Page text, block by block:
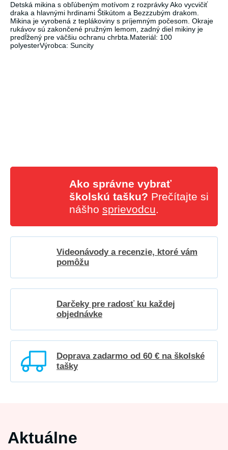
Detská mikina s obľúbeným motívom z rozprávky Ako vycvičiť
draka a hlavnými hrdinami Štikútom a Bezzzubým drakom.
Mikina je vyrobená z teplákoviny s príjemným počesom. Okraje
rukávov sú zakončené pružným lemom, zadný diel mikiny je
predĺžený pre väčšiu ochranu chrbta.Materiál: 100
polyesterVýrobca: Suncity
Ako správne vybrať
školskú tašku? Prečítajte si
nášho sprievodcu.
Videonávody a recenzie, ktoré vám
pomôžu
Darčeky pre radosť ku každej
objednávke
Doprava zadarmo od 60 € na školské
tašky
Aktuálne